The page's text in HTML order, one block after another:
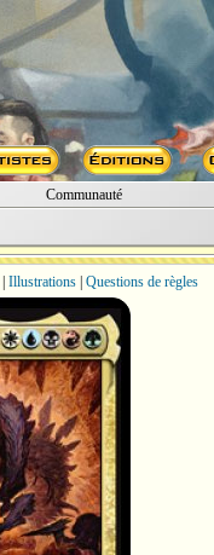
Communauté
Illustrations Questions de règles